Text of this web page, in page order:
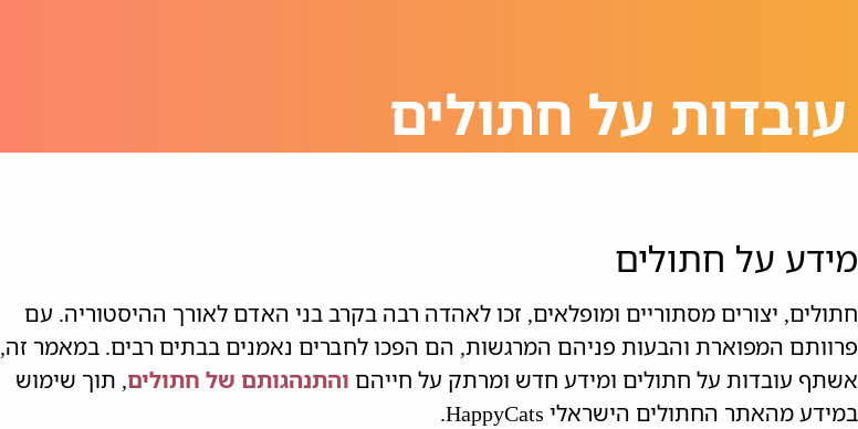
עובדות על חתולים
מידע על חתולים
חתולים, יצורים מסתוריים ומופלאים, זכו לאהדה רבה בקרב בני האדם לאורך ההיסטוריה. עם
פרוותם המפוארת והבעות פניהם המרגשות, הם הפכו לחברים נאמנים בבתים רבים. במאמר זה,
אשתף עובדות על חתולים ומידע חדש ומרתק על חייהם והתנהגותם של חתולים, תוך שימוש
במידע מהאתר החתולים הישראלי HappyCats.